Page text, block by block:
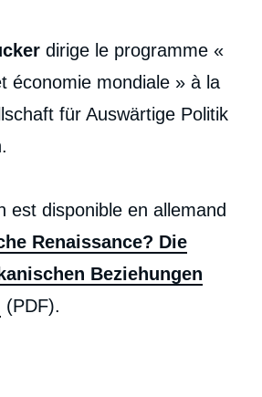
dirige le programme «
économie mondiale » à la
für Auswärtige Politik
est disponible en allemand
Renaissance? Die
Beziehungen
(PDF).